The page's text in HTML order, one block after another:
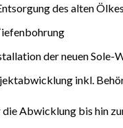
des alten
der neuen Sole-
inkl.
Abwicklung bis hin